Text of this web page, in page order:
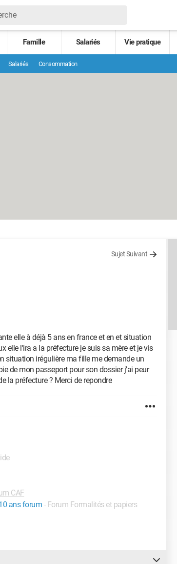
Famille Salariés Vie pratique
Salariés Consommation
Sujet Suivant
elle à déjà 5 ans en france et en et situation
elle l'ira a la préfecture je suis sa mère et je vis
situation irégulière ma fille me demande un
de mon passeport pour son dossier j'ai peur
la préfecture ? Merci de repondre
CAF
ans forum - Forum Formalités et papiers